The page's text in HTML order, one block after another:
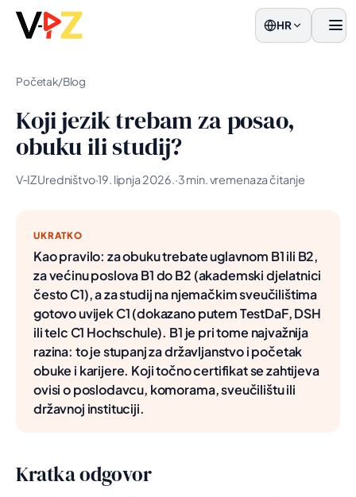
HR
Početak/Blog
Koji jezik trebam za posao,
obuku ili studij?
V‑IZ Uredništvo·19. lipnja 2026.·3 min. vremena za čitanje
UKRATKO
Kao pravilo: za obuku trebate uglavnom B1 ili B2,
za većinu poslova B1 do B2 (akademski djelatnici
često C1), a za studij na njemačkim sveučilištima
gotovo uvijek C1 (dokazano putem TestDaF, DSH
ili telc C1 Hochschule). B1 je pri tome najvažnija
razina: to je stupanj za državljanstvo i početak
obuke i karijere. Koji točno certifikat se zahtijeva
ovisi o poslodavcu, komorama, sveučilištu ili
državnoj instituciji.
Kratka odgovor